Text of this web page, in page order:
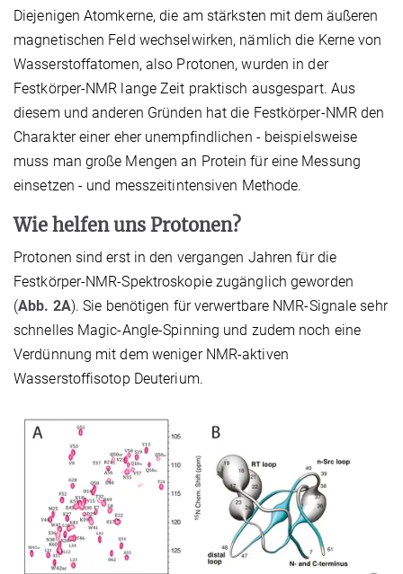
Diejenigen Atomkerne, die am stärksten mit dem äußeren
magnetischen Feld wechselwirken, nämlich die Kerne von
Wasserstoffatomen, also Protonen, wurden in der
Festkörper-NMR lange Zeit praktisch ausgespart. Aus
diesem und anderen Gründen hat die Festkörper-NMR den
Charakter einer eher unempfindlichen - beispielsweise
muss man große Mengen an Protein für eine Messung
einsetzen - und messzeitintensiven Methode.
Wie helfen uns Protonen?
Protonen sind erst in den vergangen Jahren für die
Festkörper-NMR-Spektroskopie zugänglich geworden
(Abb. 2A). Sie benötigen für verwertbare NMR-Signale sehr
schnelles Magic-Angle-Spinning und zudem noch eine
Verdünnung mit dem weniger NMR-aktiven
Wasserstoffisotop Deuterium.